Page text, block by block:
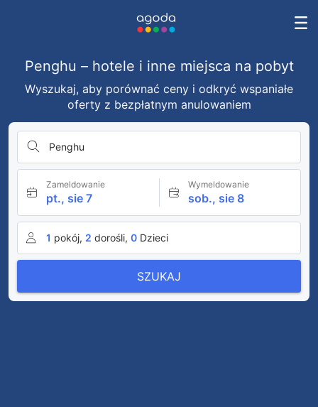
Penghu – hotele i inne miejsca na pobyt
Wyszukaj, aby porównać ceny i odkryć wspaniałe
oferty z bezpłatnym anulowaniem
Penghu
Zameldowanie
pt., sie 7
Wymeldowanie
sob., sie 8
1 pokój, 2 dorośli, 0 Dzieci
SZUKAJ